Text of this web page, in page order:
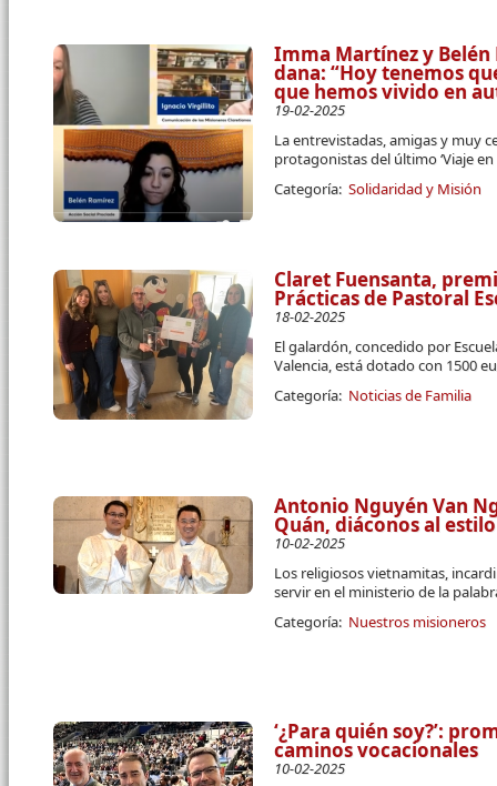
Imma Martínez y
dana: “Hoy tenemos
que hemos vivido en
19-02-2025
La entrevistadas, amigas y muy
protagonistas del último ‘Viaje en
Categoría: Solidaridad y Misión
Claret Fuensanta,
Prácticas de Pastoral
18-02-2025
El galardón, concedido por
Valencia, está dotado con 1500
Categoría: Noticias de Familia
Antonio Nguyén Van
Quán, diáconos al
10-02-2025
Los religiosos vietnamitas,
servir en el ministerio de la
Categoría: Nuestros misioneros
‘¿Para quién soy?’:
caminos vocacionales
10-02-2025